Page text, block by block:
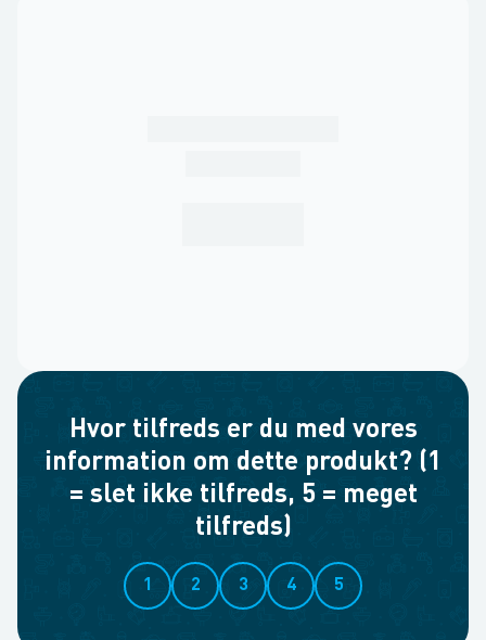
Hvor tilfreds er du med vores
information om dette produkt? (1
= slet ikke tilfreds, 5 = meget
tilfreds)
1 2 3 4 5